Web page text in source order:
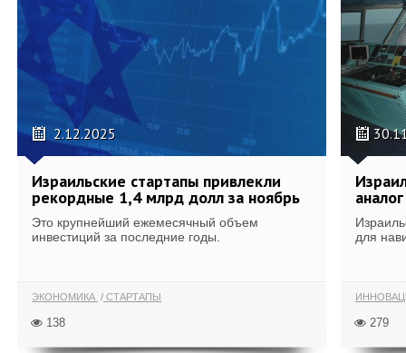
2.12.2025
Израильские стартапы привлекли
рекордные 1,4 млрд долл за ноябрь
Это крупнейший ежемесячный объем
инвестиций за последние годы.
ЭКОНОМИКА СТАРТАПЫ
138
для
279